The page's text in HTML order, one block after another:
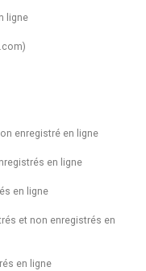
ligne
enregistré en ligne
en ligne
en ligne
et non enregistrés en
en ligne